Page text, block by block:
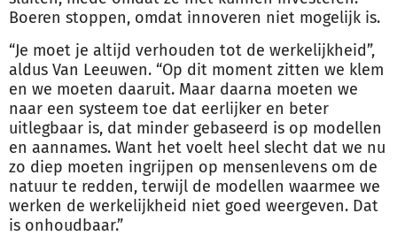
Boeren stoppen, omdat innoveren niet mogelijk is.
“Je moet je altijd verhouden tot de werkelijkheid”,
aldus Van Leeuwen. “Op dit moment zitten we klem
en we moeten daaruit. Maar daarna moeten we
naar een systeem toe dat eerlijker en beter
uitlegbaar is, dat minder gebaseerd is op modellen
en aannames. Want het voelt heel slecht dat we nu
zo diep moeten ingrijpen op mensenlevens om de
natuur te redden, terwijl de modellen waarmee we
werken de werkelijkheid niet goed weergeven. Dat
is onhoudbaar.”